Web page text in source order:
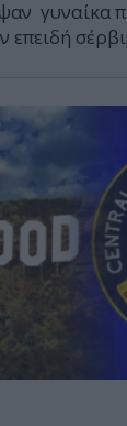
γυναίκα
επειδή
σε
να